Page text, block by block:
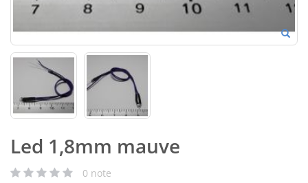
Led 1,8mm mauve
0 note